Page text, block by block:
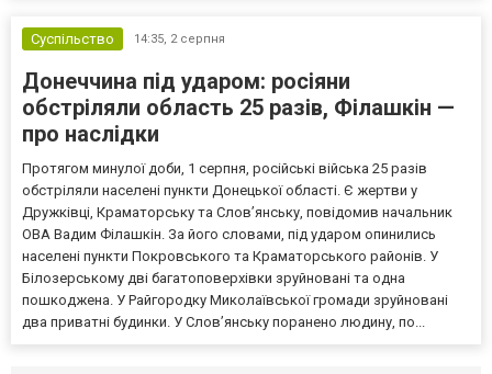
Суспільство 14:35, 2 серпня
Донеччина під ударом: росіяни
обстріляли область 25 разів, Філашкін —
про наслідки
Протягом минулої доби, 1 серпня, російські війська 25 разів
обстріляли населені пункти Донецької області. Є жертви у
Дружківці, Краматорську та Слов’янську, повідомив начальник
ОВА Вадим Філашкін. За його словами, під ударом опинились
населені пункти Покровського та Краматорського районів. У
Білозерському дві багатоповерхівки зруйновані та одна
пошкоджена. У Райгородку Миколаївської громади зруйновані
два приватні будинки. У Слов’янську поранено людину, по...